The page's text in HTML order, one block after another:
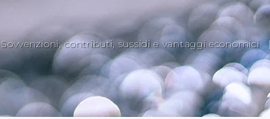
Sovvenzioni, contributi, sussidi e vantaggi economici